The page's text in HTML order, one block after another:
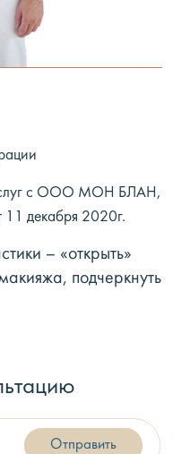
услуг с ООО МОН БЛАН,
декабря 2020г.
– «открыть»
подчеркнуть
Отправить